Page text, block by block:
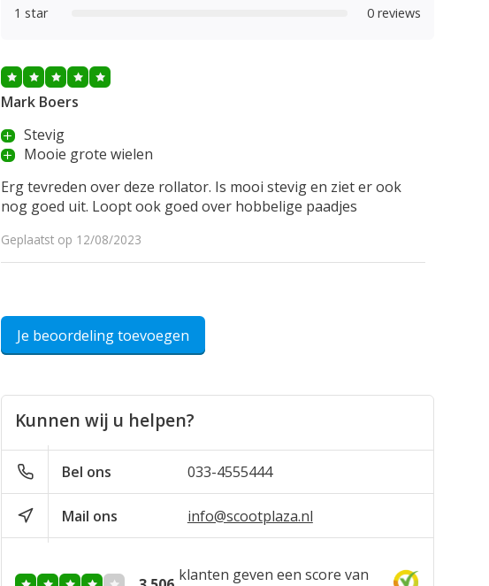
1 star
0 reviews
Mark Boers
Stevig
Mooie grote wielen
Erg tevreden over deze rollator. Is mooi stevig en ziet er ook
nog goed uit. Loopt ook goed over hobbelige paadjes
Geplaatst op 12/08/2023
Je beoordeling toevoegen
Kunnen wij u helpen?
Bel ons 033-4555444
Mail ons info@scootplaza.nl
klanten geven een score van